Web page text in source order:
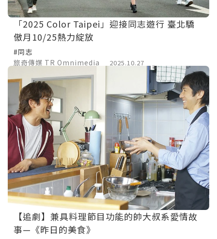
「2025 Color Taipei」迎接同志遊行 臺北驕
傲月10/25熱力綻放
#同志
旅奇傳媒 TR Omnimedia
2025.10.27
【追劇】兼具料理節目功能的帥大叔系愛情故
事—《昨日的美食》